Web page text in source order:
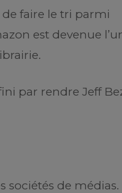
faire le tri parmi
est devenue
par rendre Jeff
sociétés de médias.